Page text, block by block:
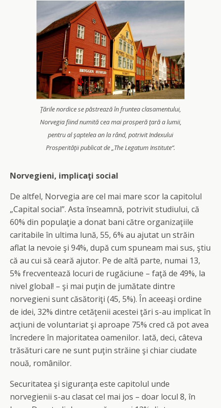
Ţările nordice se păstrează în fruntea clasamentului,
Norvegia fiind numită cea mai prosperă ţară a lumii,
pentru al şaptelea an la rând, potrivit Indexului
Prosperităţii publicat de „The Legatum Institute“.
Norvegieni, implicaţi social
De altfel, Norvegia are cel mai mare scor la capitolul
„Capital social”. Asta înseamnă, potrivit studiului, că
60% din populaţie a donat bani către organizaţiile
caritabile în ultima lună, 55, 6% au ajutat un străin
aflat la nevoie şi 94%, după cum spuneam mai sus, ştiu
că au cui să ceară ajutor. Pe de altă parte, numai 13,
5% frecventează locuri de rugăciune – faţă de 49%, la
nivel global! – şi mai puţin de jumătate dintre
norvegieni sunt căsătoriţi (45, 5%). În aceeaşi ordine
de idei, 32% dintre cetăţenii acestei ţări s-au implicat în
acţiuni de voluntariat şi aproape 75% cred că pot avea
încredere în majoritatea oamenilor. Iată, deci, câteva
trăsături care ne sunt puţin străine şi chiar ciudate
nouă, românilor.
Securitatea şi siguranţa este capitolul unde
norvegienii s-au clasat cel mai jos – doar locul 8, în